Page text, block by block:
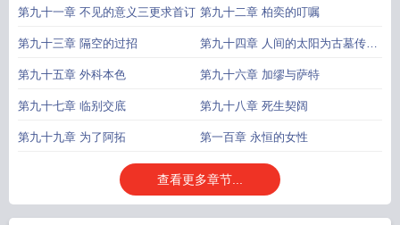
第九十一章 不见的意义三更求首订 第九十二章 柏奕的叮嘱
第九十三章 隔空的过招 第九十四章 人间的太阳为古墓传人
的加更
第九十五章 外科本色 第九十六章 加缪与萨特
第九十七章 临别交底 第九十八章 死生契阔
第九十九章 为了阿拓 第一百章 永恒的女性
查看更多章节...